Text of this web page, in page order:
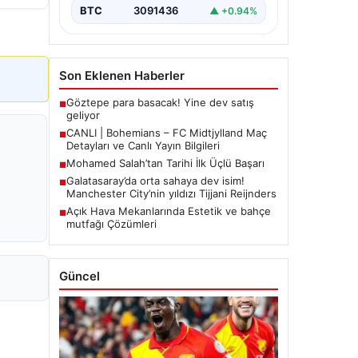
BTC 3091436 ▲ +0.94%
Son Eklenen Haberler
■Göztepe para basacak! Yine dev satış
geliyor
■CANLI | Bohemians – FC Midtjylland Maç
Detayları ve Canlı Yayın Bilgileri
■Mohamed Salah’tan Tarihi İlk Üçlü Başarı
■Galatasaray’da orta sahaya dev isim!
Manchester City’nin yıldızı Tijjani Reijnders
■Açık Hava Mekanlarında Estetik ve bahçe
mutfağı Çözümleri
Güncel